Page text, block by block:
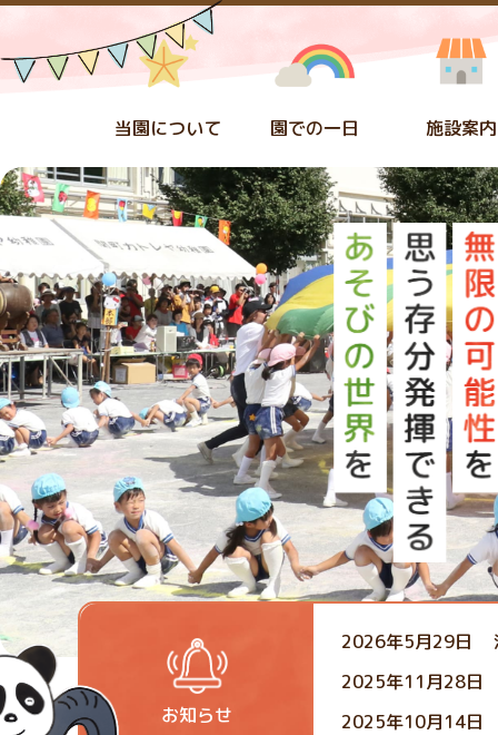
当園について 園での一日 施設案内
お知らせ
2026年5月29日
2025年11月28日
2025年10月14日